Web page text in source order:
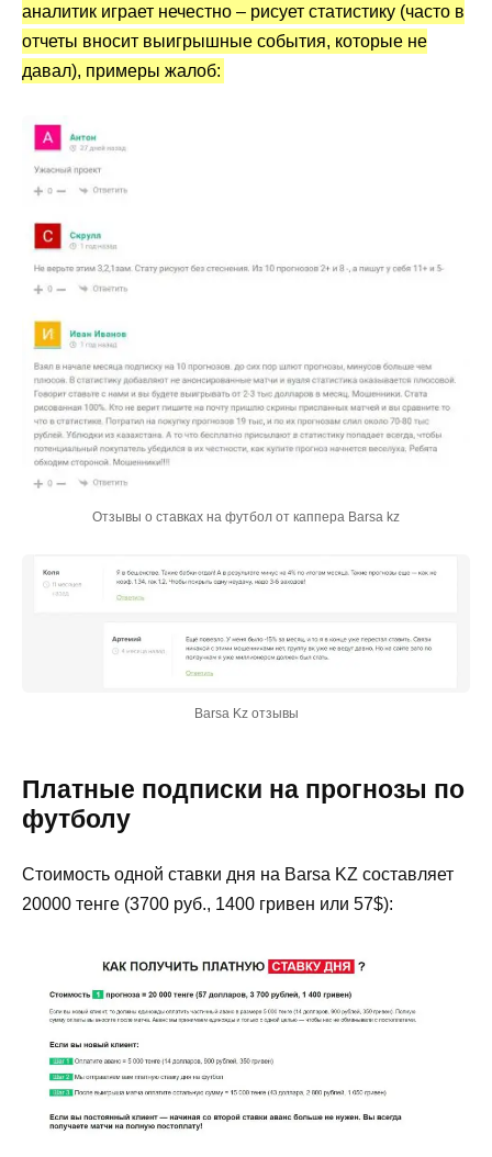
аналитик играет нечестно – рисует статистику (часто в
отчеты вносит выигрышные события, которые не
давал), примеры жалоб:
Отзывы о ставках на футбол от каппера Barsa kz
Barsa Kz отзывы
Платные подписки на прогнозы по
футболу
Стоимость одной ставки дня на Barsa KZ составляет
20000 тенге (3700 руб., 1400 гривен или 57$):